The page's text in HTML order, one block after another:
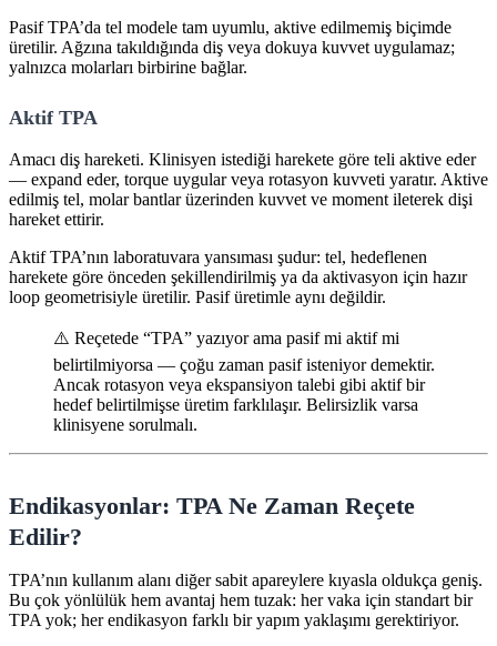
Pasif TPA’da tel modele tam uyumlu, aktive edilmemiş biçimde
üretilir. Ağzına takıldığında diş veya dokuya kuvvet uygulamaz;
yalnızca molarları birbirine bağlar.
Aktif TPA
Amacı diş hareketi. Klinisyen istediği harekete göre teli aktive eder
— expand eder, torque uygular veya rotasyon kuvveti yaratır. Aktive
edilmiş tel, molar bantlar üzerinden kuvvet ve moment ileterek dişi
hareket ettirir.
Aktif TPA’nın laboratuvara yansıması şudur: tel, hedeflenen
harekete göre önceden şekillendirilmiş ya da aktivasyon için hazır
loop geometrisiyle üretilir. Pasif üretimle aynı değildir.
⚠️ Reçetede “TPA” yazıyor ama pasif mi aktif mi
belirtilmiyorsa — çoğu zaman pasif isteniyor demektir.
Ancak rotasyon veya ekspansiyon talebi gibi aktif bir
hedef belirtilmişse üretim farklılaşır. Belirsizlik varsa
klinisyene sorulmalı.
Endikasyonlar: TPA Ne Zaman Reçete
Edilir?
TPA’nın kullanım alanı diğer sabit apareylere kıyasla oldukça geniş.
Bu çok yönlülük hem avantaj hem tuzak: her vaka için standart bir
TPA yok; her endikasyon farklı bir yapım yaklaşımı gerektiriyor.